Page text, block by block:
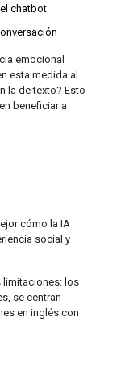
chatbot
emocional
esta medida al
la de texto? Esto
beneficiar a
cómo la IA
social y
limitaciones: los
se centran
en inglés con